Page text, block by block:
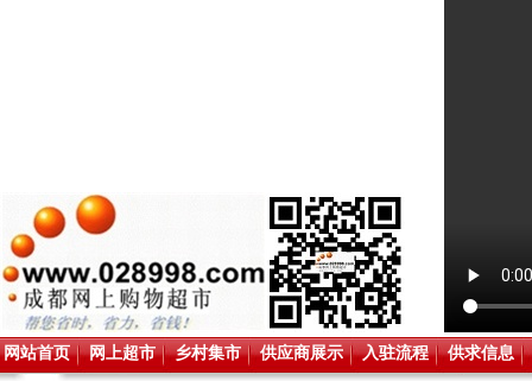
网站首页 网上超市 乡村集市 供应商展示 入驻流程 供求信息